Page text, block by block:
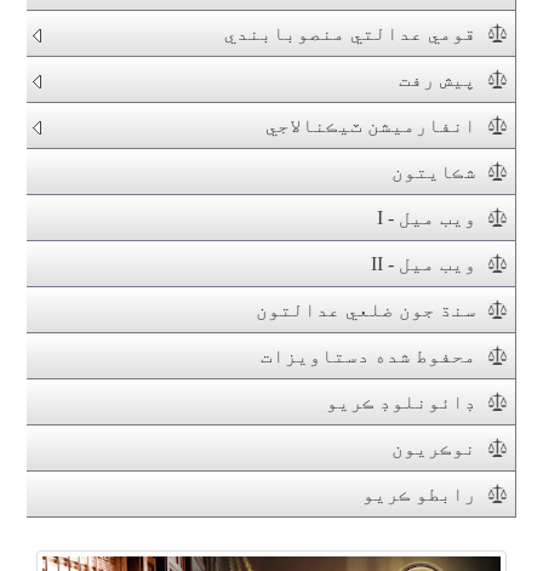
قومي عدالتي منصوبابندي
پيش رفت
انفارميشن ٽيڪنالاجي
شڪايتون
ويب ميل - I
ويب ميل - II
سنڌ جون ضلعي عدالتون
محفوط شده دستاويزات
ڊائونلوڊ ڪريو
نوڪريون
رابطو ڪريو